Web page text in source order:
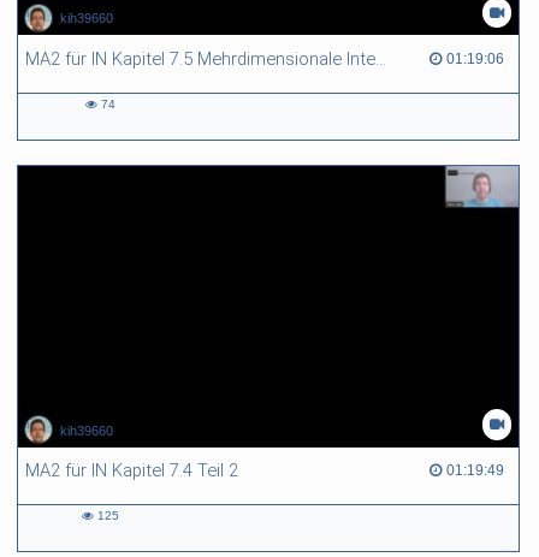
kih39660
MA2 für IN Kapitel 7.5 Mehrdimensionale Integration 01:19:06
01:19:06 duration
74
kih39660
MA2 für IN Kapitel 7.4 Teil 2 01:19:49
01:19:49 duration
125